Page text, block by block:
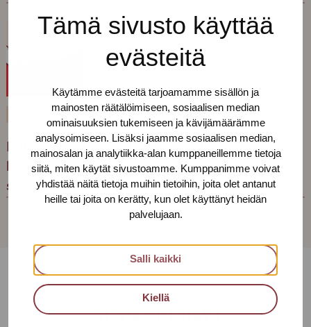
Tämä sivusto käyttää
evästeitä
Käytämme evästeitä tarjoamamme sisällön ja
mainosten räätälöimiseen, sosiaalisen median
ominaisuuksien tukemiseen ja kävijämäärämme
analysoimiseen. Lisäksi jaamme sosiaalisen median,
mainosalan ja analytiikka-alan kumppaneillemme tietoja
siitä, miten käytät sivustoamme. Kumppanimme voivat
yhdistää näitä tietoja muihin tietoihin, joita olet antanut
heille tai joita on kerätty, kun olet käyttänyt heidän
palvelujaan.
Salli kaikki
Kiellä
18:00 - 20:00
Puheryhmä Discord-palvelimella:
kesäkuulumiset ja syksyn teemojen
suunnittelua
Ajankohtaista